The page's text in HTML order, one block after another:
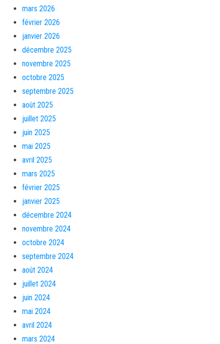
mars 2026
février 2026
janvier 2026
décembre 2025
novembre 2025
octobre 2025
septembre 2025
août 2025
juillet 2025
juin 2025
mai 2025
avril 2025
mars 2025
février 2025
janvier 2025
décembre 2024
novembre 2024
octobre 2024
septembre 2024
août 2024
juillet 2024
juin 2024
mai 2024
avril 2024
mars 2024